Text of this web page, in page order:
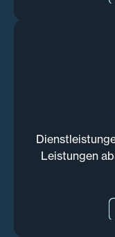
Leistungen